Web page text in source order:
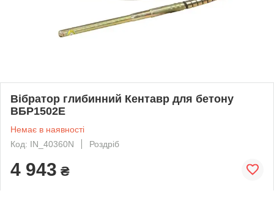
Вібратор глибинний Кентавр для бетону
ВБР1502Е
Немає в наявності
Код: IN_40360N
Роздріб
4 943 ₴